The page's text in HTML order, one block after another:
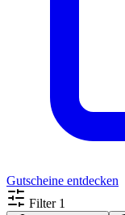
Gutscheine entdecken
Filter 1